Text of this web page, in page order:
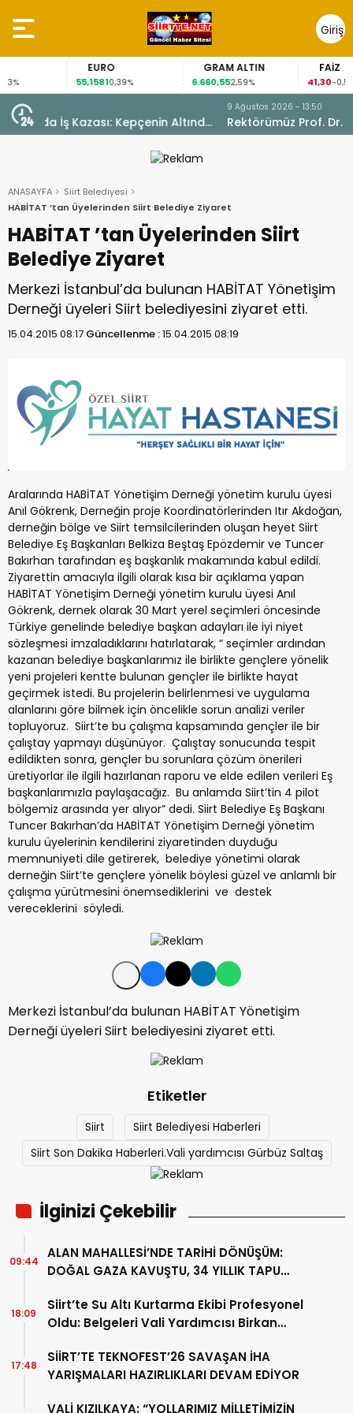
Giriş
Yap
55,15810,39%
GRAM ALTIN
6.660,552,59% -0,55%
Rektörümüz Prof. Dr. Nihat Şındak, Fıstık
İhtisaslaşma Sahalarında İncelemelerde Bulundu
ANASAYFA
Siirt Belediyesi
HABİTAT ’tan Üyelerinden Siirt Belediye Ziyaret
HABİTAT ’tan Üyelerinden Siirt
Belediye Ziyaret
Merkezi İstanbul’da bulunan HABİTAT Yönetişim
Derneği üyeleri Siirt belediyesini ziyaret etti.
15.04.2015 08:17 Güncellenme :15.04.2015 08:19
Aralarında HABİTAT Yönetişim Derneği yönetim kurulu üyesi
Anıl Gökrenk, Derneğin proje Koordinatörlerinden Itır Akdoğan,
derneğin bölge ve Siirt temsilcilerinden oluşan heyet Siirt
Belediye Eş Başkanları Belkiza Beştaş Epözdemir ve Tuncer
Bakırhan tarafından eş başkanlık makamında kabul edildi.
Ziyarettin amacıyla ilgili olarak kısa bir açıklama yapan
HABİTAT Yönetişim Derneği yönetim kurulu üyesi Anıl
Gökrenk, dernek olarak 30 Mart yerel seçimleri öncesinde
Türkiye genelinde belediye başkan adayları ile iyi niyet
sözleşmesi imzaladıklarını hatırlatarak, “ seçimler ardından
kazanan belediye başkanlarımız ile birlikte gençlere yönelik
yeni projeleri kentte bulunan gençler ile birlikte hayat
geçirmek istedi. Bu projelerin belirlenmesi ve uygulama
alanlarını göre bilmek için öncelikle sorun analizi veriler
topluyoruz. Siirt’te bu çalışma kapsamında gençler ile bir
çalıştay yapmayı düşünüyor. Çalıştay sonucunda tespit
edildikten sonra, gençler bu sorunlara çözüm önerileri
üretiyorlar ile ilgili hazırlanan raporu ve elde edilen verileri Eş
başkanlarımızla paylaşacağız. Bu anlamda Siirt’tin 4 pilot
bölgemiz arasında yer alıyor” dedi. Siirt Belediye Eş Başkanı
Tuncer Bakırhan’da HABİTAT Yönetişim Derneği yönetim
kurulu üyelerinin kendilerini ziyaretinden duyduğu
memnuniyeti dile getirerek, belediye yönetimi olarak
derneğin Siirt’te gençlere yönelik böylesi güzel ve anlamlı bir
çalışma yürütmesini önemsediklerini ve destek
vereceklerini söyledi.
Merkezi İstanbul’da bulunan HABİTAT Yönetişim
Derneği üyeleri Siirt belediyesini ziyaret etti.
Etiketler
Siirt
Siirt Belediyesi Haberleri
Siirt Son Dakika Haberleri.Vali yardımcısı Gürbüz Saltaş
İlginizi Çekebilir
ALAN MAHALLESİ’NDE TARİHİ DÖNÜŞÜM:
DOĞAL GAZA KAVUŞTU, 34 YILLIK TAPU
09:44
Siirt’te Su Altı Kurtarma Ekibi Profesyonel
Oldu: Belgeleri Vali Yardımcısı Birkan
18:09
SİİRT’TE TEKNOFEST’26 SAVAŞAN İHA
YARIŞMALARI HAZIRLIKLARI DEVAM EDİYOR
17:48
VALİ KIZILKAYA: “YOLLARIMIZ MİLLETİMİZİN